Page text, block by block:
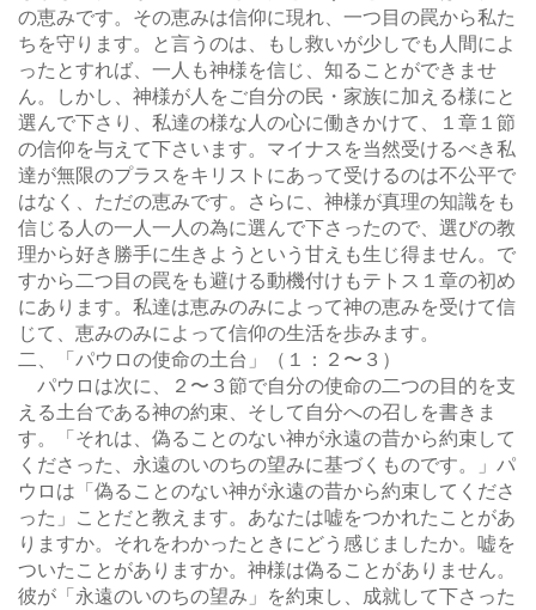
の恵みです。その恵みは信仰に現れ、一つ目の罠から私た
ちを守ります。と言うのは、もし救いが少しでも人間によ
ったとすれば、一人も神様を信じ、知ることができませ
ん。しかし、神様が人をご自分の民・家族に加える様にと
選んで下さり、私達の様な人の心に働きかけて、１章１節
の信仰を与えて下さいます。マイナスを当然受けるべき私
達が無限のプラスをキリストにあって受けるのは不公平で
はなく、ただの恵みです。さらに、神様が真理の知識をも
信じる人の一人一人の為に選んで下さったので、選びの教
理から好き勝手に生きようという甘えも生じ得ません。で
すから二つ目の罠をも避ける動機付けもテトス１章の初め
にあります。私達は恵みのみによって神の恵みを受けて信
じて、恵みのみによって信仰の生活を歩みます。
二、「パウロの使命の土台」（１：２〜３）
パウロは次に、２〜３節で自分の使命の二つの目的を支
える土台である神の約束、そして自分への召しを書きま
す。「それは、偽ることのない神が永遠の昔から約束して
くださった、永遠のいのちの望みに基づくものです。」パ
ウロは「偽ることのない神が永遠の昔から約束してくださ
った」ことだと教えます。あなたは嘘をつかれたことがあ
りますか。それをわかったときにどう感じましたか。嘘を
ついたことがありますか。神様は偽ることがありません。
彼が「永遠のいのちの望み」を約束し、成就して下さった